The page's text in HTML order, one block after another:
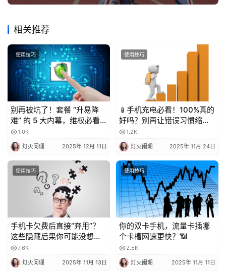
相关推荐
使用技巧
别再被坑了！套餐 “升易降
难” 的 5 大内幕，维权必看
💥1.0K
灯火阑珊 2025年 12月 11日
使用技巧
📱手机充电必看！100%真的
好吗？别再让错误习惯缩短
电池寿命！
1.2K
灯火阑珊 2025年 11月 24日
使用技巧
手机卡欠费后直接“弃用”？
这些隐藏后果你可能没想
到！
7.6K
灯火阑珊 2025年 11月 13日
使用技巧
你的双卡手机，流量卡插哪
个卡槽网速更快？📶
2.5K
灯火阑珊 2025年 11月 11日